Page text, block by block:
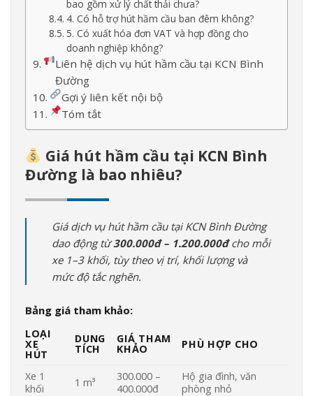
bao gồm xử lý chất thải chưa?
4. Có hỗ trợ hút hầm cầu ban đêm không?
5. Có xuất hóa đơn VAT và hợp đồng cho
doanh nghiệp không?
Liên hệ dịch vụ hút hầm cầu tại KCN Bình
Đường
Gợi ý liên kết nội bộ
Tóm tắt
Giá hút hầm cầu tại KCN Bình
Đường là bao nhiêu?
Giá dịch vụ hút hầm cầu tại KCN Bình Đường
dao động từ300.000đ – 1.200.000đcho mỗi
xe 1–3 khối, tùy theo vị trí, khối lượng và
mức độ tắc nghẽn.
Bảng giá tham khảo:
LOẠI
XE
HÚT
DUNG
TÍCH
GIÁ THAM
KHẢO PHÙ HỢP CHO
Xe 1
khối
1 m³
300.000 –
400.000đ
Hộ gia đình, văn
phòng nhỏ